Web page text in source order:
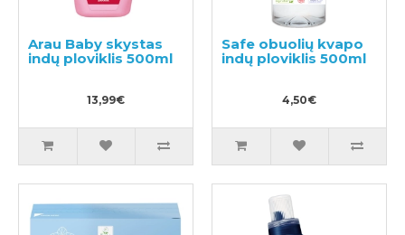
Arau Baby skystas
indų ploviklis 500ml
13,99€
Safe obuolių kvapo
indų ploviklis 500ml
4,50€